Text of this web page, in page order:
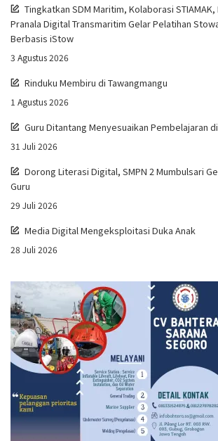
Tingkatkan SDM Maritim, Kolaborasi STIAMAK,
Pranala Digital Transmaritim Gelar Pelatihan
Berbasis iStow
3 Agustus 2026
Rinduku Membiru di Tawangmangu
1 Agustus 2026
Guru Ditantang Menyesuaikan Pembelajaran
31 Juli 2026
Dorong Literasi Digital, SMPN 2 Mumbulsari
Guru
29 Juli 2026
Media Digital Mengeksploitasi Duka Anak
28 Juli 2026